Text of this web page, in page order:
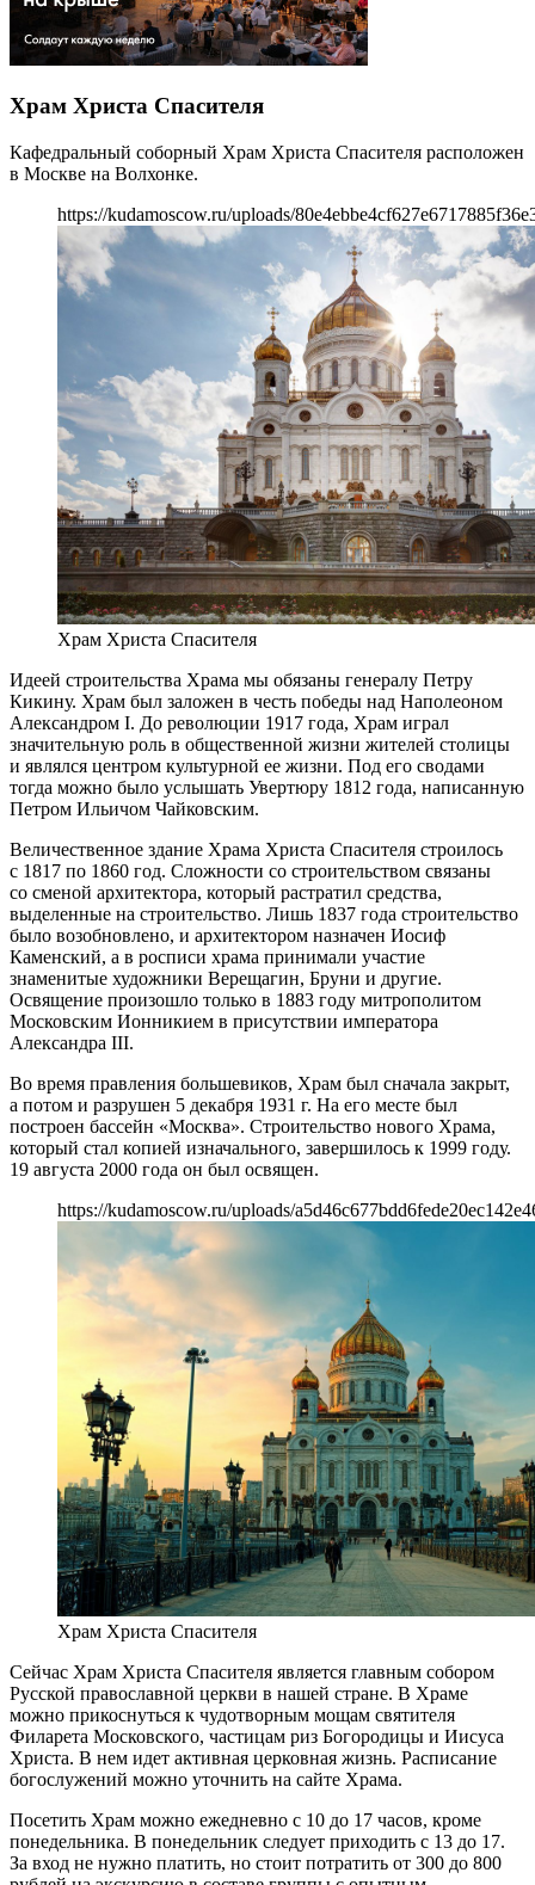
Храм Христа Спасителя
Кафедральный соборный Храм Христа Спасителя расположен
в Москве на Волхонке.
https://kudamoscow.ru/uploads/
Храм Христа Спасителя
Идеей строительства Храма мы обязаны генералу Петру
Кикину. Храм был заложен в честь победы над Наполеоном
Александром I. До революции 1917 года, Храм играл
значительную роль в общественной жизни жителей столицы
и являлся центром культурной ее жизни. Под его сводами
тогда можно было услышать Увертюру 1812 года, написанную
Петром Ильичом Чайковским.
Величественное здание Храма Христа Спасителя строилось
с 1817 по 1860 год. Сложности со строительством связаны
со сменой архитектора, который растратил средства,
выделенные на строительство. Лишь 1837 года строительство
было возобновлено, и архитектором назначен Иосиф
Каменский, а в росписи храма принимали участие
знаменитые художники Верещагин, Бруни и другие.
Освящение произошло только в 1883 году митрополитом
Московским Ионникием в присутствии императора
Александра III.
Во время правления большевиков, Храм был сначала закрыт,
а потом и разрушен 5 декабря 1931 г. На его месте был
построен бассейн «Москва». Строительство нового Храма,
который стал копией изначального, завершилось к 1999 году.
19 августа 2000 года он был освящен.
https://kudamoscow.ru/uploads/
Храм Христа Спасителя
Сейчас Храм Христа Спасителя является главным собором
Русской православной церкви в нашей стране. В Храме
можно прикоснуться к чудотворным мощам святителя
Филарета Московского, частицам риз Богородицы и Иисуса
Христа. В нем идет активная церковная жизнь. Расписание
богослужений можно уточнить на сайте Храма.
Посетить Храм можно ежедневно с 10 до 17 часов, кроме
понедельника. В понедельник следует приходить с 13 до 17.
За вход не нужно платить, но стоит потратить от 300 до 800